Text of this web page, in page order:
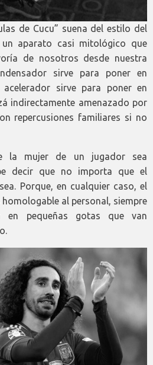
de Cucu” suena del estilo del
aparato casi mitológico que
de nosotros desde nuestra
sirve para poner en
sirve para poner en
indirectamente amenazado por
repercusiones familiares si no
la mujer de un jugador sea
decir que no importa que el
Porque, en cualquier caso, el
al personal, siempre
en pequeñas gotas que van